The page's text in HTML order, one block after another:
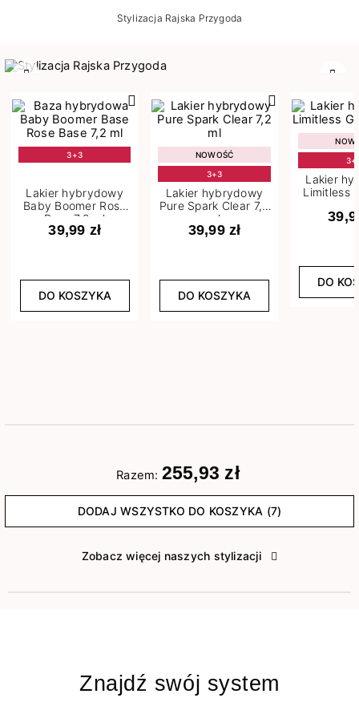
Stylizacja Rajska Przygoda
3+3
Lakier hybrydowy
Baby Boomer Rose
Base 7,2 ml
39,99 zł
DO KOSZYKA
NOWOŚĆ
3+3
Lakier hybrydowy
Pure Spark Clear 7,2
ml
39,99 zł
DO KOSZYKA
Lakier
Limitless
DO
Razem: 255,93 zł
DODAJ WSZYSTKO DO KOSZYKA (7)
Zobacz więcej naszych stylizacji
Znajdź swój system